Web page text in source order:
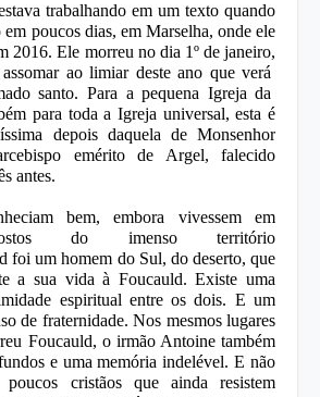
trabalhando em um texto quando
em poucos dias, em Marselha, onde ele
2016. Ele morreu no dia 1º de janeiro,
ao limiar deste ano que verá
santo. Para a pequena Igreja da
para toda a Igreja universal, esta é
depois daquela de Monsenhor
emérito de Argel, falecido
antes.
bem, embora vivessem em
do imenso território
foi um homem do Sul, do deserto, que
a sua vida à Foucauld. Existe uma
espiritual entre os dois. E um
de fraternidade. Nos mesmos lugares
Foucauld, o irmão Antoinetambém
e uma memória indelével. E não
cristãos que ainda resistem